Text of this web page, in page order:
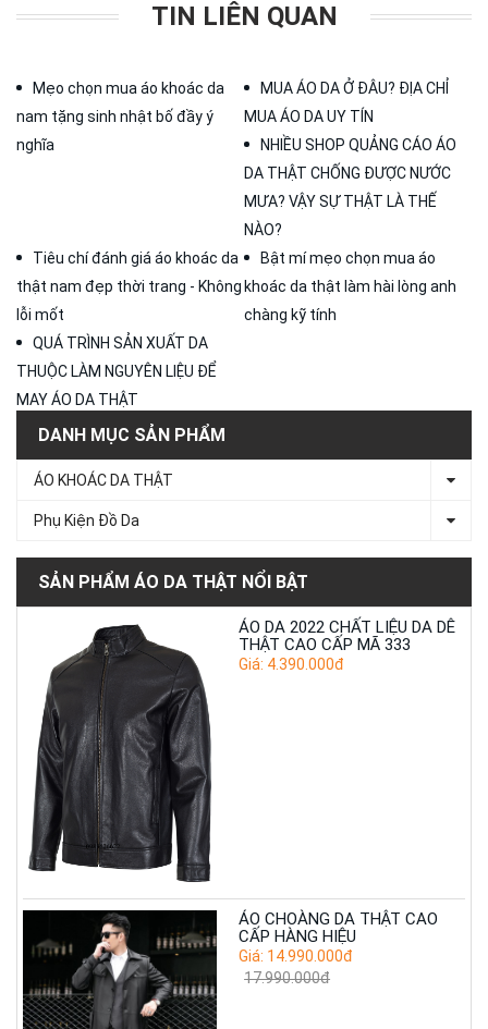
DANH MỤC SẢN PHẨM
ÁO KHOÁC DA THẬT
Phụ Kiện Đồ Da
SẢN PHẨM ÁO DA THẬT NỔI BẬT
ÁO DA 2022 CHẤT LIỆU DA DÊ
THẬT CAO CẤP MÃ 333
Giá: 4.390.000đ
ÁO CHOÀNG DA THẬT CAO
CẤP HÀNG HIỆU
Giá: 14.990.000đ
17.990.000đ
TIN LIÊN QUAN
Mẹo chọn mua áo khoác da
nam tặng sinh nhật bố đầy ý
nghĩa
MUA ÁO DA Ở ĐÂU? ĐỊA CHỈ
MUA ÁO DA UY TÍN
NHIỀU SHOP QUẢNG CÁO ÁO
DA THẬT CHỐNG ĐƯỢC NƯỚC
MƯA? VẬY SỰ THẬT LÀ THẾ
NÀO?
Tiêu chí đánh giá áo khoác da
thật nam đẹp thời trang - Không
lỗi mốt
Bật mí mẹo chọn mua áo
khoác da thật làm hài lòng anh
chàng kỹ tính
QUÁ TRÌNH SẢN XUẤT DA
THUỘC LÀM NGUYÊN LIỆU ĐỂ
MAY ÁO DA THẬT